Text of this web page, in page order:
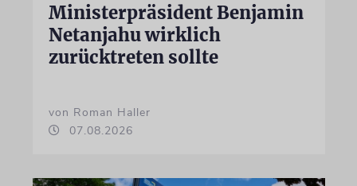
Ministerpräsident Benjamin
Netanjahu wirklich
zurücktreten sollte
von Roman Haller
07.08.2026